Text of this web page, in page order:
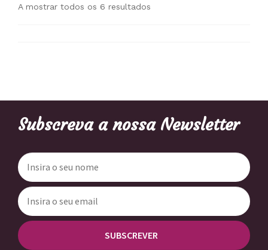
A mostrar todos os 6 resultados
Subscreva a nossa Newsletter